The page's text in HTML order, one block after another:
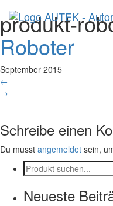
produkt-
Roboter
September 2015
←
→
Schreibe einen
Du musst angemeldet sein,
Neueste